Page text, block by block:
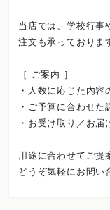
当店では、学校行事
注文も承っておりま
［ ご案内 ］
・人数に応じた内容
・ご予算に合わせた
・お受け取り／お届
用途に合わせてご提
どうぞ気軽にお問い